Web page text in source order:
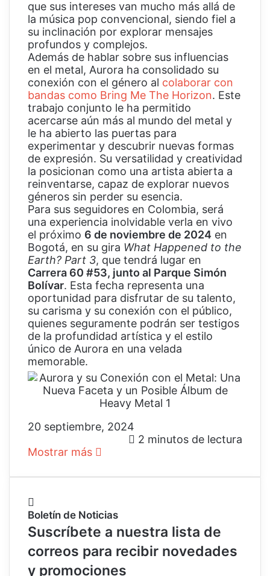
que sus intereses van mucho más allá de
la música pop convencional, siendo fiel a
su inclinación por explorar mensajes
profundos y complejos.
Además de hablar sobre sus influencias
en el metal, Aurora ha consolidado su
conexión con el género al colaborar con
bandas como Bring Me The Horizon. Este
trabajo conjunto le ha permitido
acercarse aún más al mundo del metal y
le ha abierto las puertas para
experimentar y descubrir nuevas formas
de expresión. Su versatilidad y creatividad
la posicionan como una artista abierta a
reinventarse, capaz de explorar nuevos
géneros sin perder su esencia.
Para sus seguidores en Colombia, será
una experiencia inolvidable verla en vivo
el próximo 6 de noviembre de 2024 en
Bogotá, en su gira What Happened to the
Earth? Part 3, que tendrá lugar en
Carrera 60 #53, junto al Parque Simón
Bolívar. Esta fecha representa una
oportunidad para disfrutar de su talento,
su carisma y su conexión con el público,
quienes seguramente podrán ser testigos
de la profundidad artística y el estilo
único de Aurora en una velada
memorable.
20 septiembre, 2024
2 minutos de lectura
Mostrar más
Boletín de Noticias
Suscríbete a nuestra lista de
correos para recibir novedades
y promociones